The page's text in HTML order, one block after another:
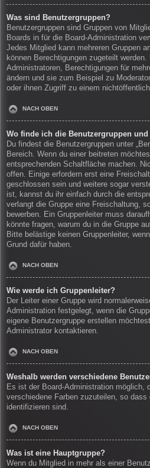
Was sind Benutzergruppen?
Benutzergruppen sind Gruppen von
Boards in für die Board-Administration
Jedes Mitglied kann mehreren Gruppen
können Berechtigungen zugeteilt
Administratoren, Berechtigungen für
ändern und sie zum Beispiel zu
oder ihnen Zugriff zu einem
NACH OBEN
Wo finde ich die Benutzergruppen
Du findest die Benutzergruppen unter
Bereich. Wenn du einer beitreten
entsprechenden Schaltfläche machen.
offen. Einige erfordern erst eine
geschlossen sein und weitere sogar
ist, kannst du ihr einfach durch die
verlangt die Gruppe eine Freischaltung,
bewerben. Ein Gruppenleiter muss
könnte fragen, warum du in die Gruppe
Bitte belästige keinen Gruppenleiter,
Grund dafür haben.
NACH OBEN
Wie werde ich Gruppenleiter?
Der Leiter einer Gruppe wird
Administration festgelegt, wenn die
eigene Benutzergruppe erstellen
Administrator kontaktieren.
NACH OBEN
Weshalb werden verschiedene
Es ist der Board-Administration möglich,
verschiedene Farben zuzuteilen, so
identifizieren sind.
NACH OBEN
Was ist eine Hauptgruppe?
Wenn du Mitglied in mehr als einer